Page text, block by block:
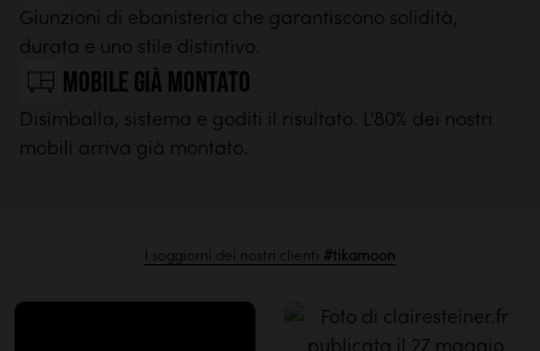
Giunzioni di ebanisteria che garantiscono solidità,
durata e uno stile distintivo.
Mobile già montato
Disimballa, sistema e goditi il risultato. L'80% dei nostri
mobili arriva già montato.
I soggiorni dei nostri clienti #tikamoon